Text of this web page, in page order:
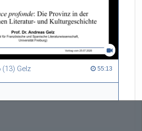
(13) Gelz 55:13